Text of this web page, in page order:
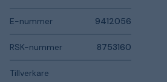
E-nummer 9412056
RSK-nummer 8753160
Tillverkare